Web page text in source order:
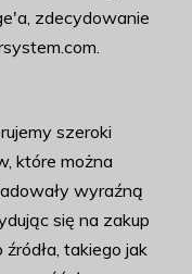
zdecydowanie
szeroki
które można
wyraźną
się na zakup
takiego jak